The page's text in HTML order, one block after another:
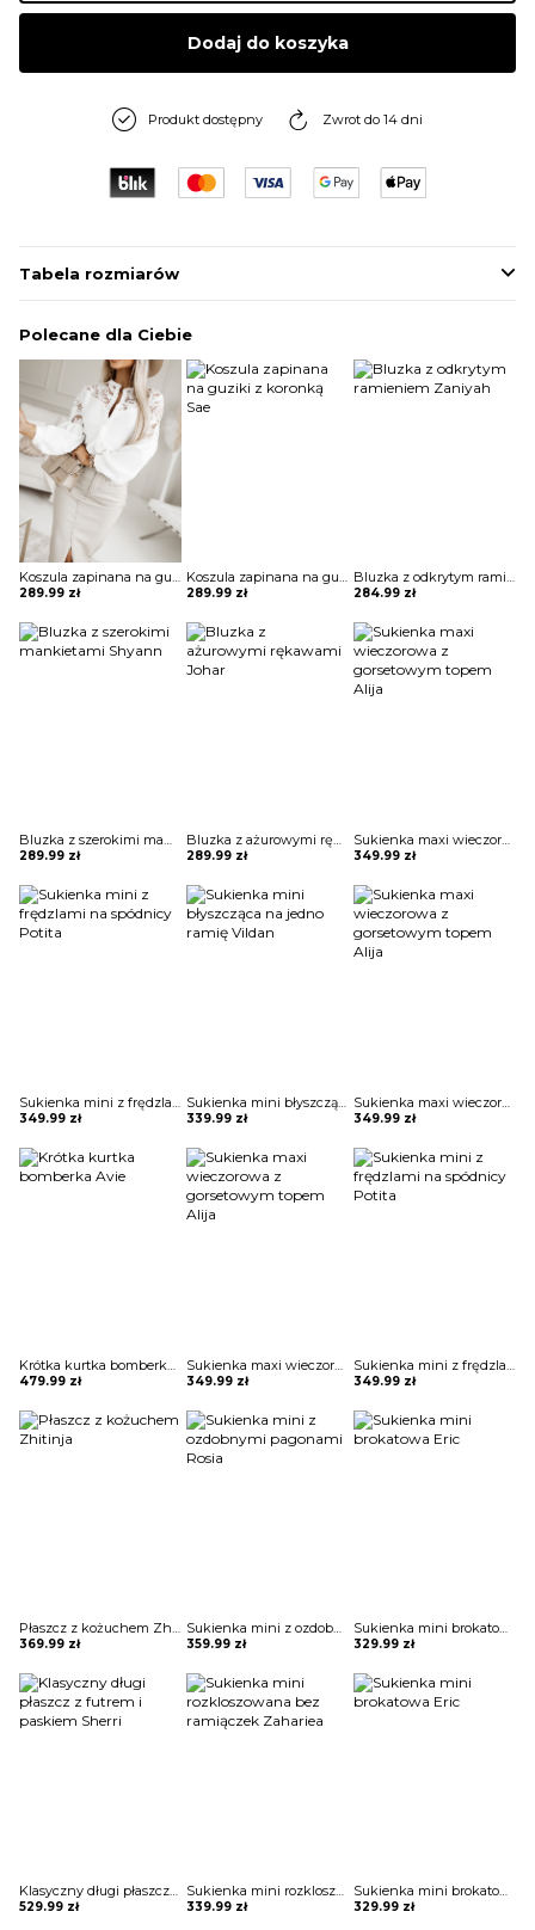
Dodaj do koszyka
Produkt dostępny Zwrot do 14 dni
Tabela rozmiarów
Polecane dla Ciebie
289.99 zł 289.99 zł 284.99 zł
289.99 zł 289.99 zł
Sukienka maxi wieczorowa z gorsetowym topem Alija
349.99 zł
349.99 zł
Sukienka mini błyszcząca na jedno ramię Vildan
339.99 zł
Sukienka maxi wieczorowa z gorsetowym topem Alija
349.99 zł
479.99 zł
Sukienka maxi wieczorowa z gorsetowym topem Alija
349.99 zł 349.99 zł
369.99 zł
Sukienka mini z ozdobnymi pagonami Rosia
359.99 zł
Sukienka mini brokatowa Eric
329.99 zł
529.99 zł
Sukienka mini rozkloszowana bez ramiączek Zahariea
339.99 zł
Sukienka mini brokatowa Eric
329.99 zł